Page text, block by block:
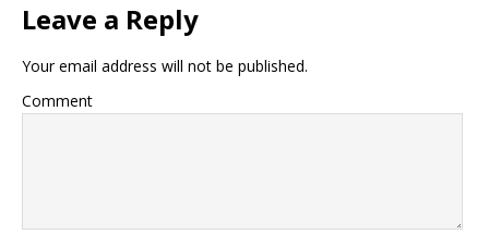
Leave a Reply
Your email address will not be published.
Comment